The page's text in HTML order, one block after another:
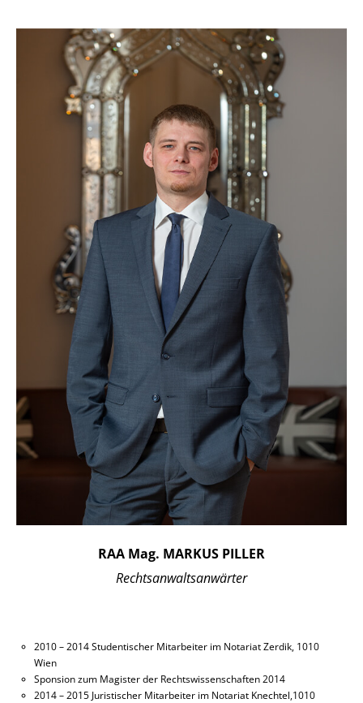
RAA Mag. MARKUS PILLER
Rechtsanwaltsanwärter
2010 – 2014 Studentischer Mitarbeiter im Notariat Zerdik, 1010
Wien
Sponsion zum Magister der Rechtswissenschaften 2014
2014 – 2015 Juristischer Mitarbeiter im Notariat Knechtel,1010